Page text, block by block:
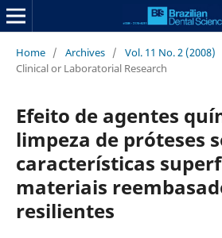
Home / Archives / Vol. 11 No. 2 (2008)
Clinical or Laboratorial Research
Efeito de agentes
limpeza de próteses
características
materiais
resilientes